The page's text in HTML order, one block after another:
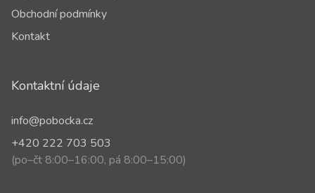
Obchodní podmínky
Kontakt
Kontaktní údaje
info@pobocka.cz
+420 222 703 503
(po–čt 8:00–16:00, pá 8:00–15:00)